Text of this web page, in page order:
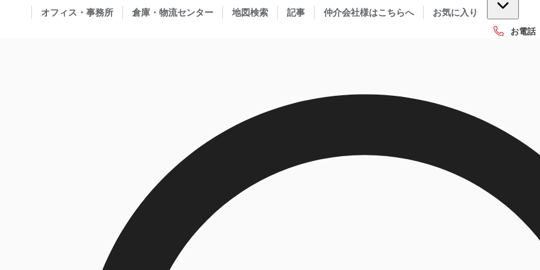
オフィス・事務所 倉庫・物流センター 地図検索 記事 仲介会社様はこちらへ お気に入り
お電話